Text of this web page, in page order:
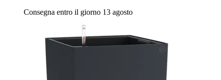
Consegna entro il giorno 13 agosto